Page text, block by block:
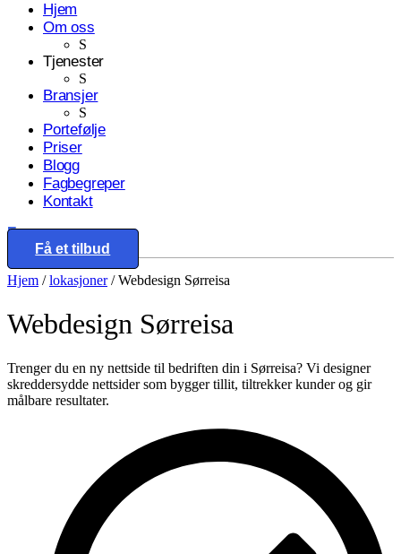
Hjem
Om oss
S
Tjenester
S
Bransjer
S
Portefølje
Priser
Blogg
Fagbegreper
Kontakt
Eng
Få et tilbud
Hjem /lokasjoner/Webdesign Sørreisa
Webdesign Sørreisa
Trenger du en ny nettside til bedriften din i Sørreisa? Vi designer
skreddersydde nettsider som bygger tillit, tiltrekker kunder og gir
målbare resultater.